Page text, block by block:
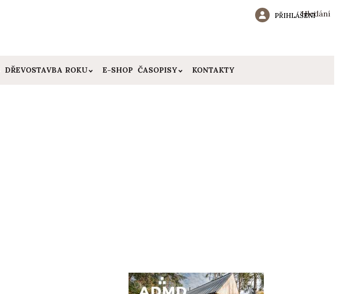
Hledání
PŘIHLÁŠENÍ
DŘEVOSTAVBA ROKU E-SHOP ČASOPISY KONTAKTY